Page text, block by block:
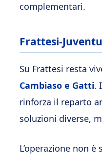
complementari.
Frattesi-
Su Frattesi resta
Cambiaso e Gatti.
rinforza il reparto
soluzioni diverse,
L’operazione non